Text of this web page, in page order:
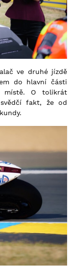
ve druhé jízdě
do hlavní části
místě. O tolikrát
fakt, že od